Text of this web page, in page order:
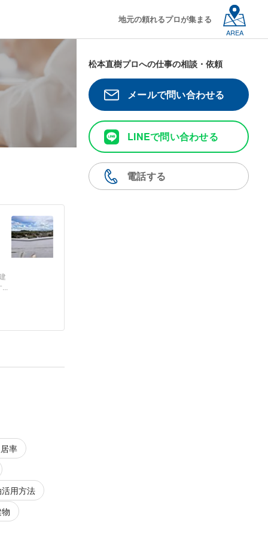
地元の頼れるプロが集まる
AREA
率
用方法
松本直樹プロへの仕事の相談・依頼
メールで問い合わせる
LINEで問い合わせる
電話する